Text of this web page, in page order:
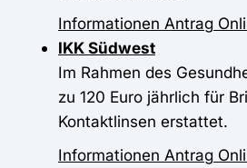
Informationen Antrag
IKK Südwest
Im Rahmen des
zu 120 Euro jährlich für
Kontaktlinsen erstattet.
Informationen Antrag